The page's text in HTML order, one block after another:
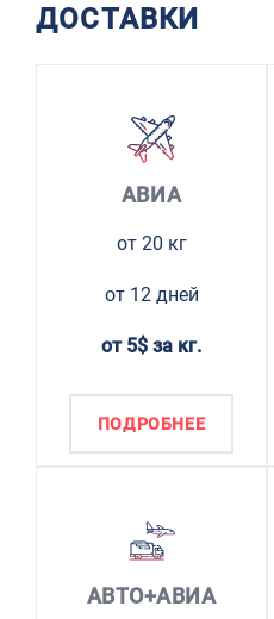
ДОСТАВКИ
АВИА
от 20 кг
от 12 дней
от 5$ за кг.
ПОДРОБНЕЕ
АВТО+АВИА